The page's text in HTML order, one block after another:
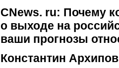
CNews. ru: Почему
о выходе на
ваши прогнозы
Константин